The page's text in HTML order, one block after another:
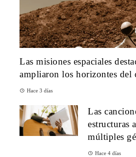
Las misiones espaciales
ampliaron los horizontes del
Hace 3 días
Las
estructuras
múltiples
Hace 4 días